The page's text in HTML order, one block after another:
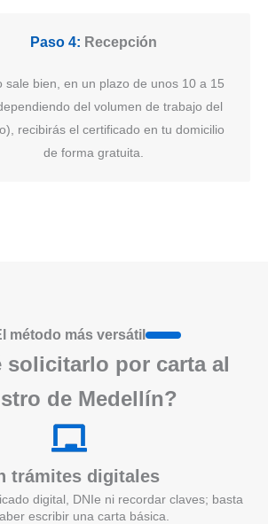
Paso 4: Recepción
sale bien, en un plazo de unos 10 a 15
del volumen de trabajo del
recibirás el certificado en tu domicilio
de forma gratuita.
método más versátil
solicitarlo por carta al
de Medellín?
trámites digitales
digital, DNIe ni recordar claves; basta
escribir una carta básica.